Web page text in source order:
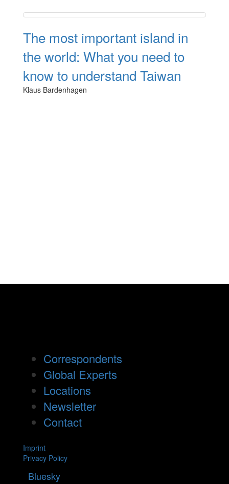
The most important island in
the world: What you need to
know to understand Taiwan
Klaus Bardenhagen
Correspondents
Global Experts
Locations
Newsletter
Contact
Imprint
Privacy Policy
Bluesky